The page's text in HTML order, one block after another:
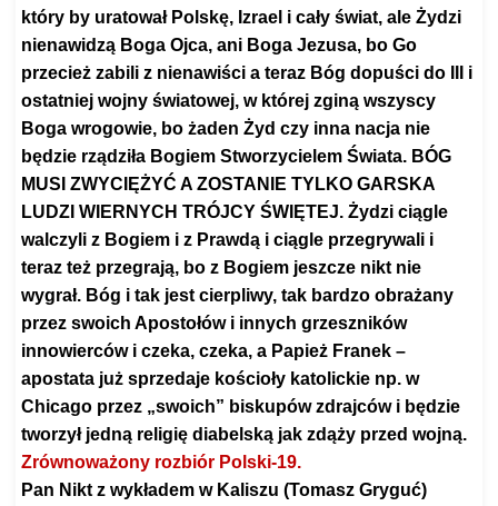
który by uratowałPolskę, Izrael i cały świat, ale Żydzi
nienawidzą Boga Ojca, ani Boga Jezusa, bo Go
przecież zabili z nienawiści a teraz Bóg dopuści do III i
ostatniej wojny światowej, w której zginą wszyscy
Boga wrogowie, bo żaden Żyd czy inna nacja nie
będzie rządziła Bogiem Stworzycielem Świata. BÓG
MUSI ZWYCIĘŻYĆ A ZOSTANIE TYLKO GARSKA
LUDZI WIERNYCH TRÓJCY ŚWIĘTEJ. Żydzi ciągle
walczyli z Bogiem i z Prawdą i ciągle przegrywali i
teraz też przegrają, bo z Bogiem jeszcze nikt nie
wygrał. Bóg i tak jest cierpliwy, tak bardzo obrażany
przez swoich Apostołów i innych grzeszników
innowierców i czeka, czeka, a Papież Franek –
apostata już sprzedaje kościoły katolickie np. w
Chicago przez „swoich” biskupów zdrajców i będzie
tworzył jedną religię diabelską jak zdąży przed wojną.
Zrównoważony rozbiór Polski-19.
Pan Nikt z wykładem w Kaliszu (Tomasz Gryguć)